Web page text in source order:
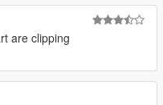
are clipping